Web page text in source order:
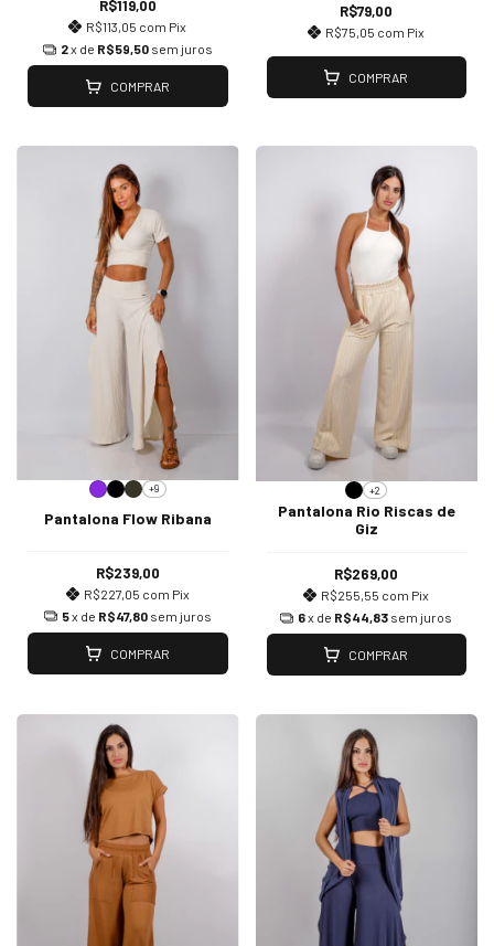
R$119,00
R$113,05 com Pix
2x de R$59,50 sem juros
COMPRAR
R$79,00
R$75,05 com Pix
COMPRAR
+9
Pantalona Flow Ribana
R$239,00
R$227,05 com Pix
5x de R$47,80 sem juros
COMPRAR
+2
Pantalona Rio Riscas de
Giz
R$269,00
R$255,55 com Pix
6x de R$44,83 sem juros
COMPRAR